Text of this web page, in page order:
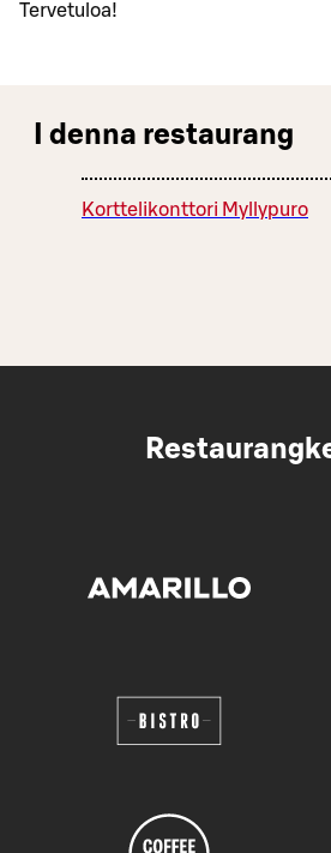
Tervetuloa!
I denna restaurang
Korttelikonttori Myllypuro